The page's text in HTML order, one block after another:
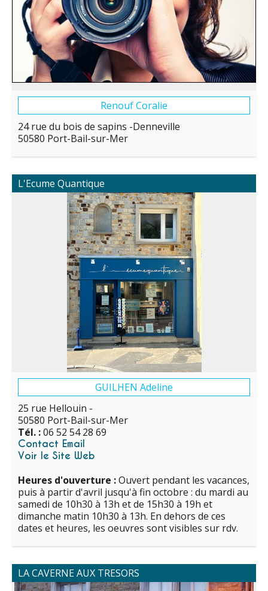
Renouf Coralie
24 rue du bois de sapins -Denneville
50580 Port-Bail-sur-Mer
L'Ecume Quantique
GUILHEN Adeline
25 rue Hellouin -
50580 Port-Bail-sur-Mer
Tél. :06 52 54 28 69
Contact Email
Voir le Site Web
Heures d'ouverture :Ouvert pendant les vacances,
puis à partir d'avril jusqu'à fin octobre : du mardi au
samedi de 10h30 à 13h et de 15h30 à 19h et
dimanche matin 10h30 à 13h. En dehors de ces
dates et heures, les oeuvres sont visibles sur rdv.
LA CAVERNE AUX TRESORS